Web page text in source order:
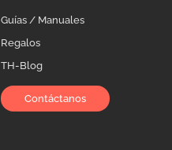
Guías / Manuales
Regalos
TH-Blog
Contáctanos